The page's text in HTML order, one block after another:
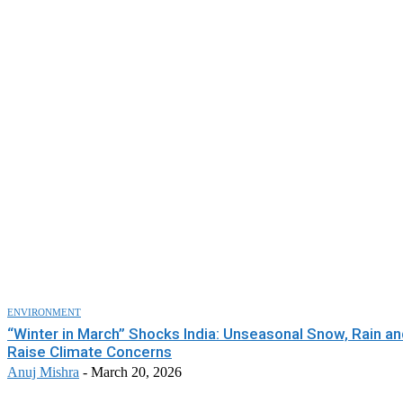
ENVIRONMENT
“Winter in March” Shocks India: Unseasonal Snow, Rain
Raise Climate Concerns
Anuj Mishra - March 20, 2026